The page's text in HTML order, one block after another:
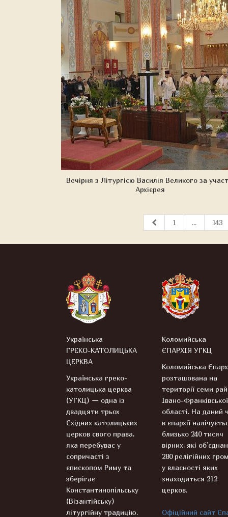
Вечірня з Літургією Василія Великого за
Архієрея
1 ... 143
Українська
ГРЕКО-КАТОЛИЦЬКА
ЦЕРКВА
Українська греко-
католицька церква
(УГКЦ) — одна із
двадцяти трьох
Східних католицьких
церков свого права,
яка перебуває у
сопричасті з
єпископом Риму та
зберігає
Константинопільську
(Візантійську)
літургійну традицію.
Коломийська
ЄПАРХІЯ УГКЦ
Коломийська
розташована на
території семи
Івано-Франківської
області. На даний
в єпархії
близько 240 тисяч
вірних, які
280 релігійних
у власності яких
знаходиться 212
церков.
Офіційний сайт